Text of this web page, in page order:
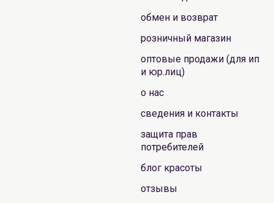
обмен и возврат
розничный магазин
оптовые продажи (для ип
и юр.лиц)
о нас
сведения и контакты
защита прав
потребителей
блог красоты
отзывы